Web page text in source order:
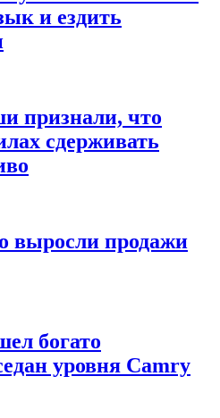
и ездить
признали, что
сдерживать
выросли продажи
богато
уровня Camry